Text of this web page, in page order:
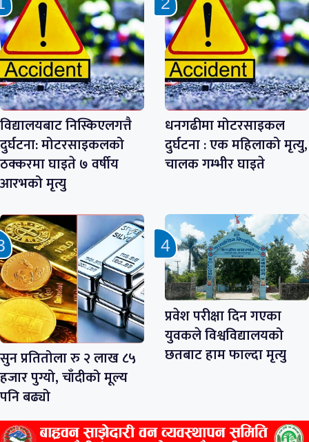
विद्यालयबाट निस्किएलगत्तै
दुर्घटना: मोटरसाइकलको
ठक्करमा घाइते ७ वर्षीय
आरभको मृत्यु
धनगढीमा मोटरसाइकल
दुर्घटना : एक महिलाको मृत्यु,
चालक गम्भीर घाइते
सुन प्रतितोला रु २ लाख ८५
हजार पुग्यो, चाँदीको मूल्य
पनि बढ्यो
प्रवेश परीक्षा दिन गएका
युवकले विश्वविद्यालयको
छतबाट हाम फाल्दा मृत्यु